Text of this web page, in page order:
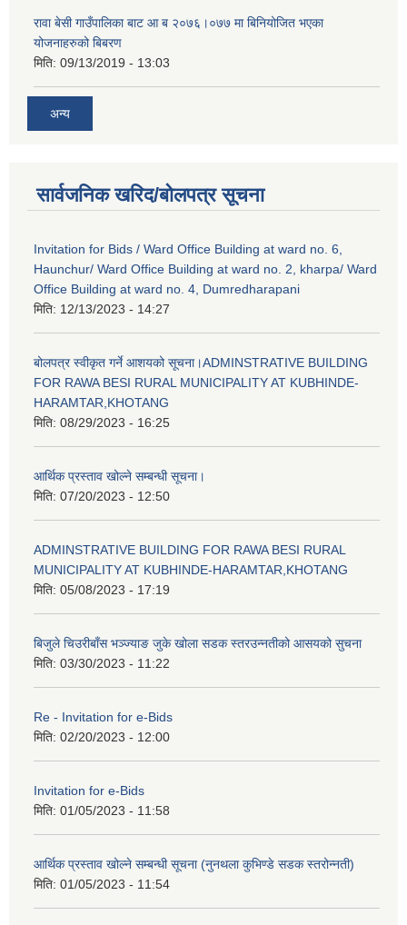
रावा बेसी गाउँपालिका बाट आ ब २०७६।०७७ मा बिनियोजित भएका
योजनाहरुको बिबरण
मिति: 09/13/2019 - 13:03
अन्य
सार्वजनिक खरिद/बोलपत्र सूचना
Invitation for Bids / Ward Office Building at ward no. 6,
Haunchur/ Ward Office Building at ward no. 2, kharpa/ Ward
Office Building at ward no. 4, Dumredharapani
मिति: 12/13/2023 - 14:27
बोलपत्र स्वीकृत गर्ने आशयको सूचना।ADMINSTRATIVE BUILDING
FOR RAWA BESI RURAL MUNICIPALITY AT KUBHINDE-
HARAMTAR,KHOTANG
मिति: 08/29/2023 - 16:25
आर्थिक प्रस्ताव खोल्ने सम्बन्धी सूचना।
मिति: 07/20/2023 - 12:50
ADMINSTRATIVE BUILDING FOR RAWA BESI RURAL
MUNICIPALITY AT KUBHINDE-HARAMTAR,KHOTANG
मिति: 05/08/2023 - 17:19
बिजुले चिउरीबाँस भञ्ज्याङ जुके खोला सडक स्तरउन्नतीको आसयको सुचना
मिति: 03/30/2023 - 11:22
Re - Invitation for e-Bids
मिति: 02/20/2023 - 12:00
Invitation for e-Bids
मिति: 01/05/2023 - 11:58
आर्थिक प्रस्ताव खोल्ने सम्बन्धी सूचना (नुनथला कुभिण्डे सडक स्तरोन्नती)
मिति: 01/05/2023 - 11:54